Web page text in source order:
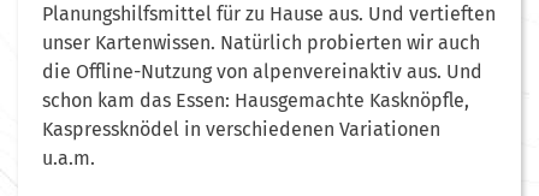
Planungshilfsmittel für zu Hause aus. Und vertieften
unser Kartenwissen. Natürlich probierten wir auch
die Offline-Nutzung von alpenvereinaktiv aus. Und
schon kam das Essen: Hausgemachte Kasknöpfle,
Kaspressknödel in verschiedenen Variationen
u.a.m.